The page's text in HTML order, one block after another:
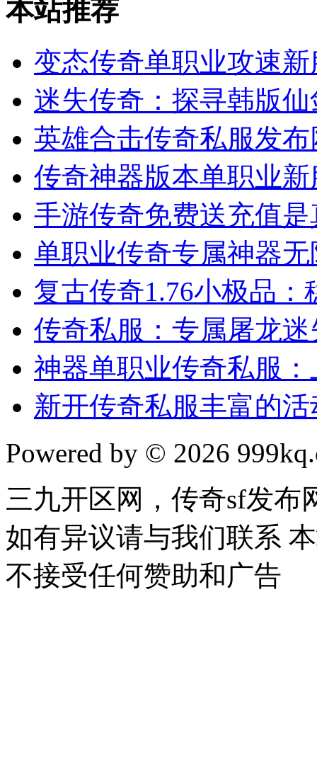
本站推荐
变态传奇单职业攻速新
迷失传奇：探寻韩版
英雄合击传奇私服发
传奇神器版本单职业新
手游传奇免费送充值
单职业传奇专属神器
复古传奇1.76小极品：
传奇私服：专属屠龙
神器单职业传奇私服
新开传奇私服丰富的
Powered by © 2026
三九开区网，传奇sf发布
如有异议请与我们联系
不接受任何赞助和广告